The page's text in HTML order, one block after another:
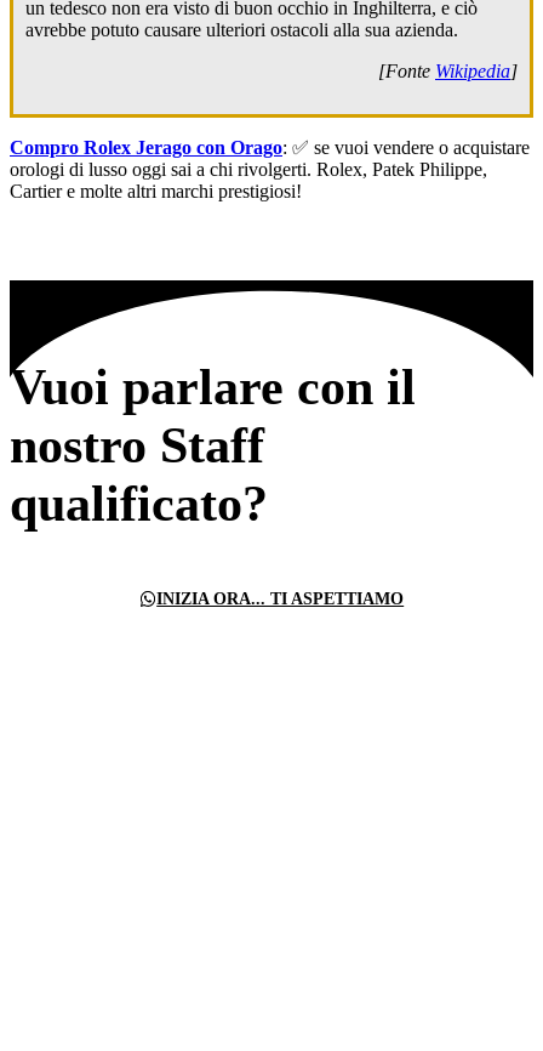
un tedesco non era visto di buon occhio in Inghilterra, e ciò
avrebbe potuto causare ulteriori ostacoli alla sua azienda.
[Fonte Wikipedia]
Compro Rolex Jerago con Orago: ✅ se vuoi vendere o acquistare
orologi di lusso oggi sai a chi rivolgerti. Rolex, Patek Philippe,
Cartier e molte altri marchi prestigiosi!
Vuoi parlare con il
nostro Staff
qualificato?
INIZIA ORA... TI ASPETTIAMO